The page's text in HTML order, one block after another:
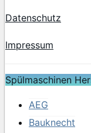
Datenschutz
Impressum
Spülmaschinen
AEG
Bauknecht